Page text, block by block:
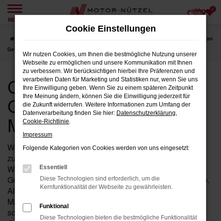
Zum
springen
MENÜ
0
CUPRA Tavascan
Gebrauchtwagen für Marktredwitz
CUPRA Tavascan
Gebrauchtwagen für
Marktredwitz
Wenn Sie in der Nähe von Marktredwitz nach einem
zuverlässigen Fahrzeug suchen, das Ihnen Qualität und
Wertigkeit bietet, dann ist ein Tavascan von CUPRA als
Gebrauchtwagen bei Motor-Nützel die ideale Wahl für Sie.
Als Ihr erfahrenes CUPRA Autohaus in der Nähe von
Marktredwitz seit über 90 Jahren, bieten wir Ihnen eine
sorgfältig ausgewählte Palette an Tavascan
Cookie Einstellungen
Wir nutzen Cookies, um Ihnen die bestmögliche Nutzung unserer
Webseite zu ermöglichen und unsere Kommunikation mit Ihnen
zu verbessern. Wir berücksichtigen hierbei Ihre Präferenzen und
verarbeiten Daten für Marketing und Statistiken nur, wenn Sie uns
Ihre Einwilligung geben. Wenn Sie zu einem späteren Zeitpunkt
Ihre Meinung ändern, können Sie die Einwilligung jederzeit für
die Zukunft widerrufen. Weitere Informationen zum Umfang der
Datenverarbeitung finden Sie hier: Datenschutzerklärung,
Cookie-Richtlinie.
Impressum
Folgende Kategorien von Cookies werden von uns eingesetzt:
Essentiell
Diese Technologien sind erforderlich, um die
Kernfunktionalität der Webseite zu gewährleisten.
Funktional
Diese Technologien bieten die bestmögliche Funktionalität